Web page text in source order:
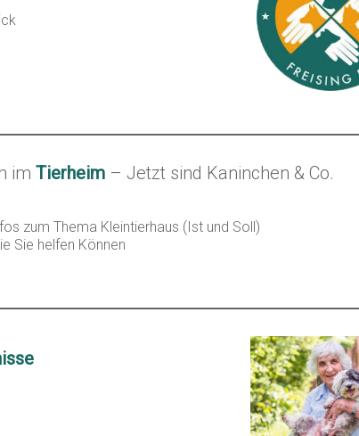
im Tierheim– Jetzt sind Kaninchen & Co.
zum Thema Kleintierhaus (Ist und Soll)
Sie helfen Können